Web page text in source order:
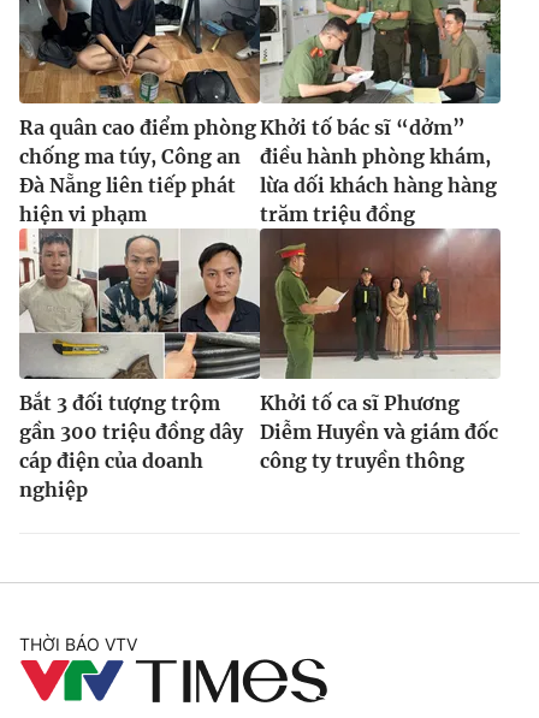
Ra quân cao điểm phòng
chống ma túy, Công an
Đà Nẵng liên tiếp phát
hiện vi phạm
Khởi tố bác sĩ “dởm”
điều hành phòng khám,
lừa dối khách hàng hàng
trăm triệu đồng
Bắt 3 đối tượng trộm
gần 300 triệu đồng dây
cáp điện của doanh
nghiệp
Khởi tố ca sĩ Phương
Diễm Huyền và giám đốc
công ty truyền thông
THỜI BÁO VTV